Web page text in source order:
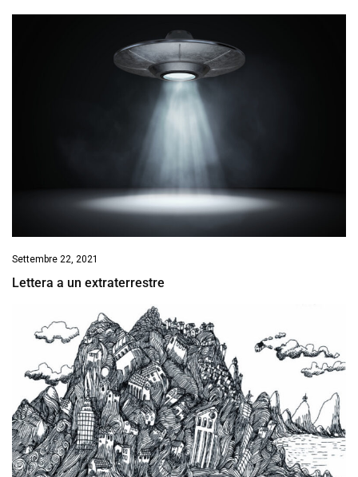
Settembre 22, 2021
Lettera a un extraterrestre